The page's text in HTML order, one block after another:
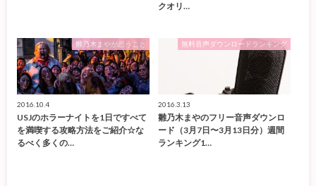
クオリ…
雛乃木まやが思うこと
2016.10.4
USJのホラーナイトを1日ですべて
を満喫する攻略方法をご紹介☆な
るべく多くの…
無料音声ダウンロードランキング
2016.3.13
雛乃木まやのフリー音声ダウンロ
ード（3月7日〜3月13日分）週間
ランキング1…